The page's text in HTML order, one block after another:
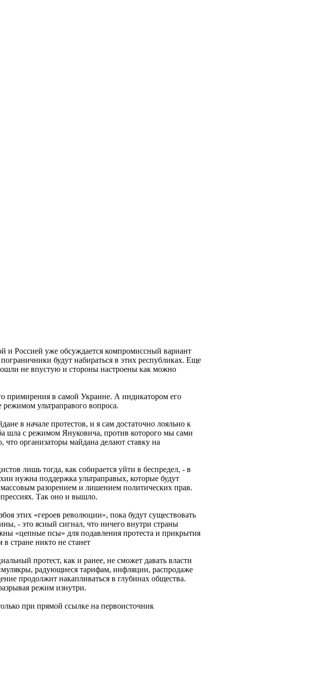
Россией уже обсуждается компромиссный вариант
будут набираться в этих республиках. Еще
не впустую и стороны настроены как можно
примирения в самой Украине. А индикатором его
ультраправого вопроса.
в начале протестов, и я сам достаточно лояльно к
шла с режимом Януковича, против которого мы сами
что организаторы майдана делают ставку на
лишь тогда, как собирается уйти в беспредел, - в
нужна поддержка ультраправых, которые будут
разорением и лишением политических прав.
Так оно и вышло.
этих «героев революции», пока будут существовать
- это ясный сигнал, что ничего внутри страны
«цепные псы» для подавления протеста и прикрытия
стране никто не станет
протест, как и ранее, не сможет давать власти
радующиеся тарифам, инфляции, распродаже
продолжит накапливаться в глубинах общества.
режим изнутри.
при прямой ссылке на первоисточник